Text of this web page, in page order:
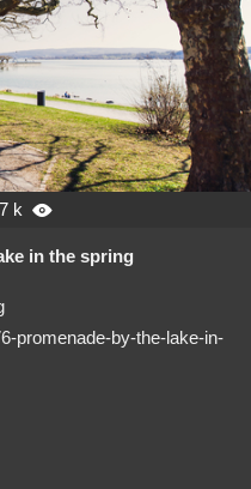
k 
in the spring
promenade-by-the-lake-in-